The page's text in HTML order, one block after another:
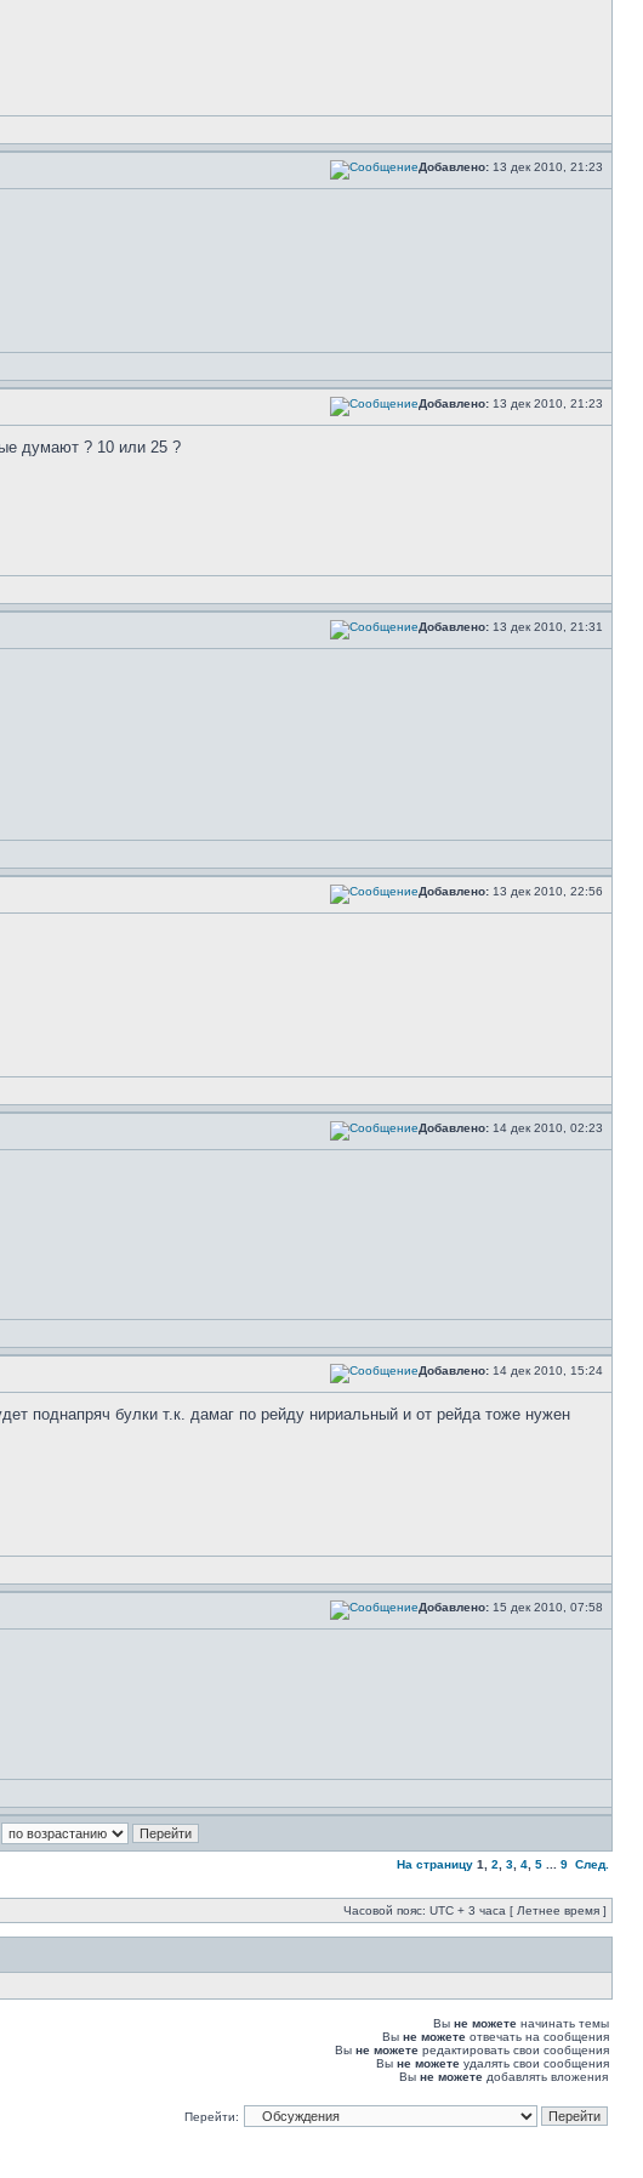
Добавлено: 13 дек 2010, 21:23
Добавлено: 13 дек 2010, 21:23
думают ? 10 или 25 ?
Добавлено: 13 дек 2010, 21:31
Добавлено: 13 дек 2010, 22:56
Добавлено: 14 дек 2010, 02:23
Добавлено: 14 дек 2010, 15:24
поднапряч булки т.к. дамаг по рейду нириальный и от рейда тоже нужен
Добавлено: 15 дек 2010, 07:58
На страницу 1 2 3 4 5 9 След.
Часовой пояс: UTC + 3 часа [ Летнее время ]
Вы не можете начинать темы
Вы не можете отвечать на сообщения
Вы не можете редактировать свои сообщения
Вы не можете удалять свои сообщения
Вы не можете добавлять вложения
Перейти: